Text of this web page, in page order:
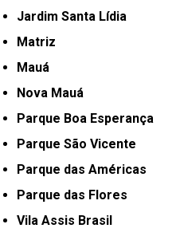
Jardim Santa Lídia
Matriz
Mauá
Nova Mauá
Parque Boa Esperança
Parque São Vicente
Parque das Américas
Parque das Flores
Vila Assis Brasil